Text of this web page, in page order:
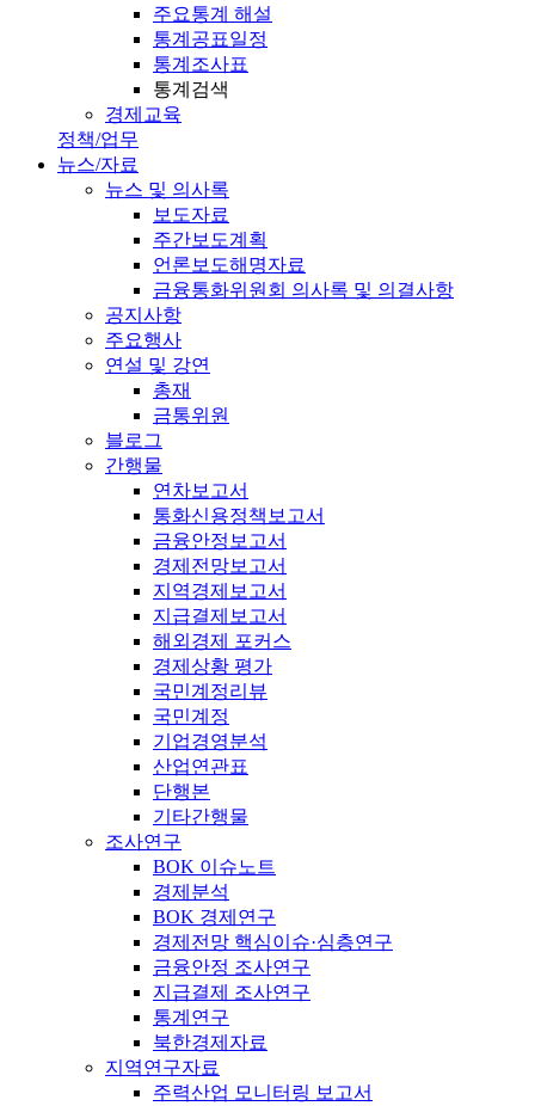
주요통계 해설
통계공표일정
통계조사표
통계검색
경제교육
정책/업무
뉴스/자료
뉴스 및 의사록
보도자료
주간보도계획
언론보도해명자료
금융통화위원회 의사록 및 의결사항
공지사항
주요행사
연설 및 강연
총재
금통위원
블로그
간행물
연차보고서
통화신용정책보고서
금융안정보고서
경제전망보고서
지역경제보고서
지급결제보고서
해외경제 포커스
경제상황 평가
국민계정리뷰
국민계정
기업경영분석
산업연관표
단행본
기타간행물
조사연구
BOK 이슈노트
경제분석
BOK 경제연구
경제전망 핵심이슈·심층연구
금융안정 조사연구
지급결제 조사연구
통계연구
북한경제자료
지역연구자료
주력산업 모니터링 보고서